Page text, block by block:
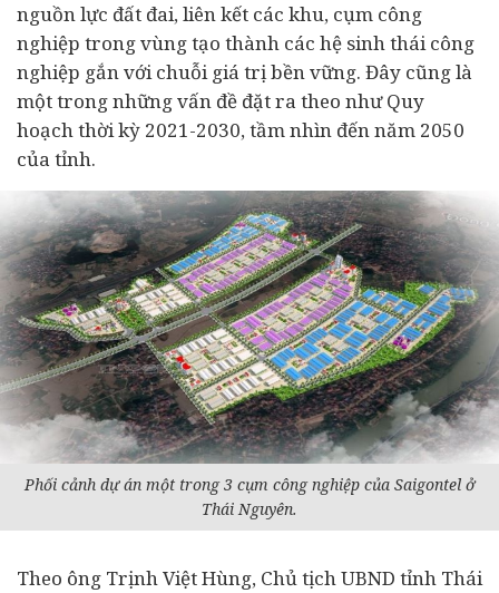
nguồn lực đất đai, liên kết các khu, cụm công
nghiệp trong vùng tạo thành các hệ sinh thái công
nghiệp gắn với chuỗi giá trị bền vững. Đây cũng là
một trong những vấn đề đặt ra theo như Quy
hoạch thời kỳ 2021-2030, tầm nhìn đến năm 2050
của tỉnh.
Phối cảnh dự án một trong 3 cụm công nghiệp của Saigontel ở
Thái Nguyên.
Theo ông Trịnh Việt Hùng, Chủ tịch UBND tỉnh Thái